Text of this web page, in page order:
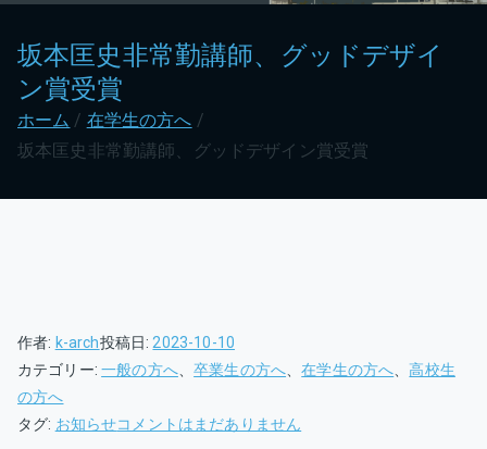
坂本匡史非常勤講師、グッドデザイ
ン賞受賞
ホーム
在学生の方へ
坂本匡史非常勤講師、グッドデザイン賞受賞
作者: k-arch投稿日:2023-10-10
カテゴリー:一般の方へ、卒業生の方へ、在学生の方へ、高校生
の方へ
タグ: お知らせ坂
コメントはまだありません